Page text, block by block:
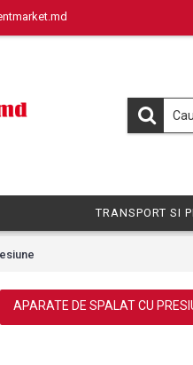
TRANSPORT SI
APARATE DE SPALAT CU